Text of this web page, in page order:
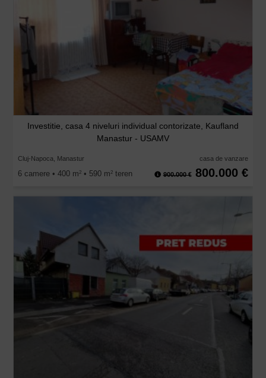
Investitie, casa 4 niveluri individual contorizate, Kaufland
Manastur - USAMV
Cluj-Napoca, Manastur casa de vanzare
6 camere • 400 m2 • 590 m2 teren 900.000 € 800.000 €